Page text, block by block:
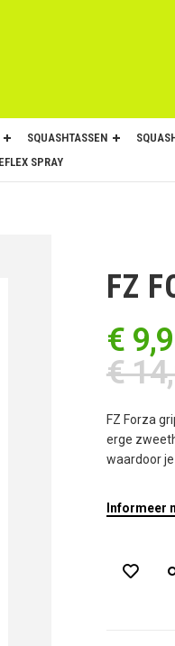
SQUASHTASSEN
SPRAY
FZ
€
€
FZ Forza
erge
waardoor
Informeer